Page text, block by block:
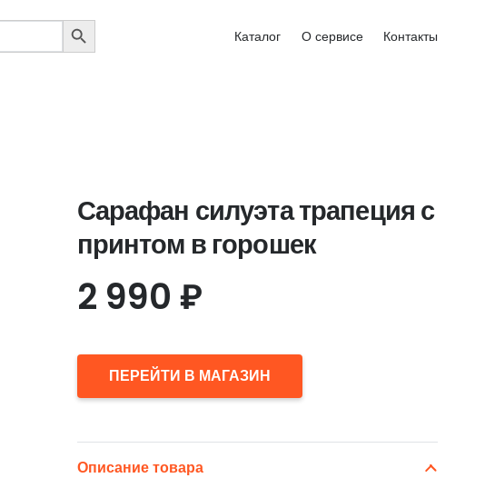
SEARCH
BUTTON
Каталог О сервисе Контакты
Сарафан силуэта трапеция с
принтом в горошек
2 990 ₽
ПЕРЕЙТИ В МАГАЗИН
Описание товара